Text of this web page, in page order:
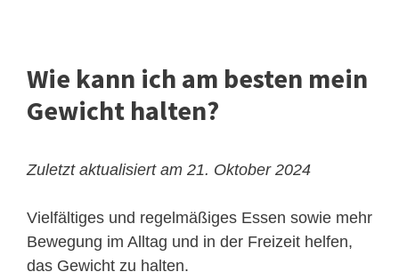
Wie kann ich am besten mein
Gewicht halten?
Zuletzt aktualisiert am 21. Oktober 2024
Vielfältiges und regelmäßiges Essen sowie mehr
Bewegung im Alltag und in der Freizeit helfen,
das Gewicht zu halten.